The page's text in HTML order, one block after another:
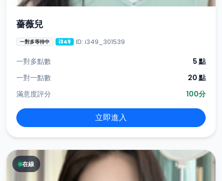
薔薇兒
一對多等待中 i349 ID: i349_301539
一對多點數
5 點
一對一點數
20 點
滿意度評分
100分
立即進入
在線